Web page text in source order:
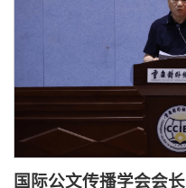
国际公文传播学会会长